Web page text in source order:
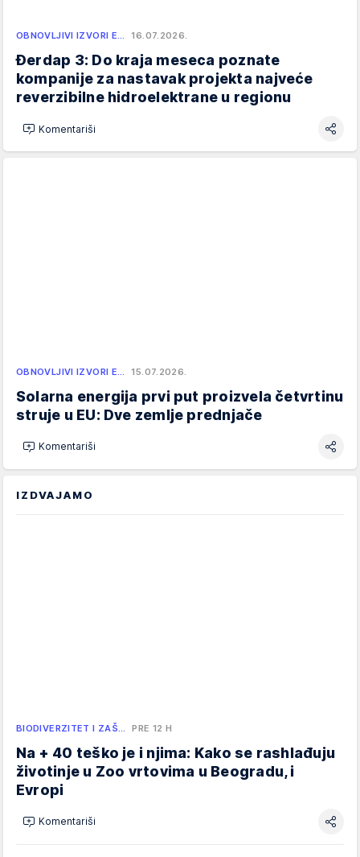
OBNOVLJIVI IZVORI E… 16.07.2026.
Đerdap 3: Do kraja meseca poznate
kompanije za nastavak projekta najveće
reverzibilne hidroelektrane u regionu
Komentariši
OBNOVLJIVI IZVORI E… 15.07.2026.
Solarna energija prvi put proizvela četvrtinu
struje u EU: Dve zemlje prednjače
Komentariši
IZDVAJAMO
BIODIVERZITET I ZAŠ… PRE 12 H
Na + 40 teško je i njima: Kako se rashlađuju
životinje u Zoo vrtovima u Beogradu, i
Evropi
Komentariši